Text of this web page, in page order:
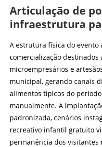
Articulação de
infraestrutura
A estrutura física do evento
comercialização
microempresários e
municipal, gerando canais
alimentos típicos do
manualmente. A
padronizada, cenários
recreativo infantil gratuito
permanência dos